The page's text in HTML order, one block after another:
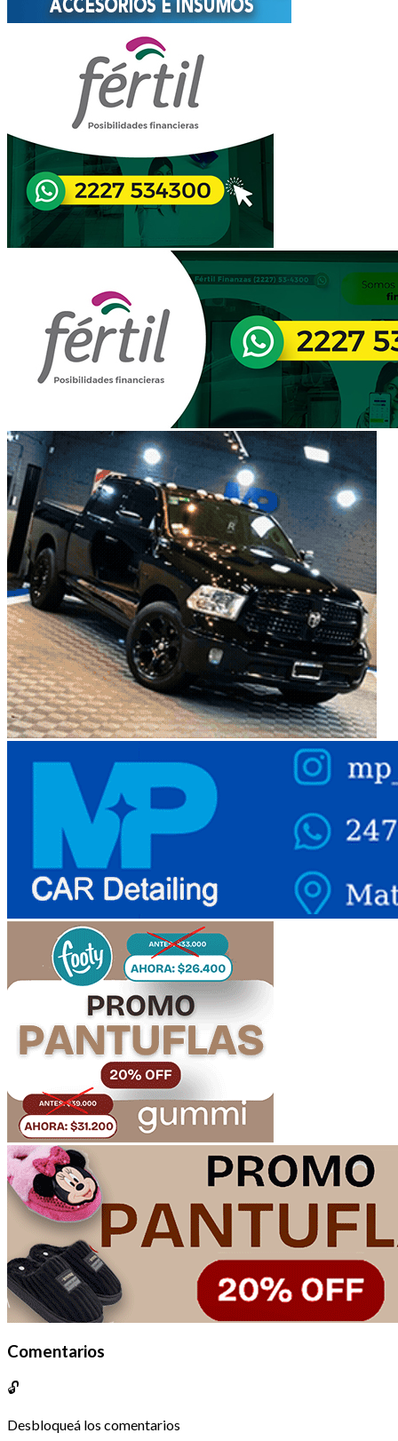
Comentarios
🔓
Desbloqueá los comentarios